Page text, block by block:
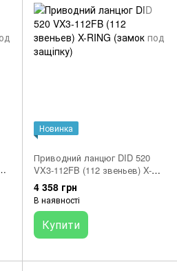
Новинка
Приводний ланцюг DID 520
VX3-112FB (112 звеньев) X-
RING (замок под защіпку)
4 358 грн
В наявності
Купити